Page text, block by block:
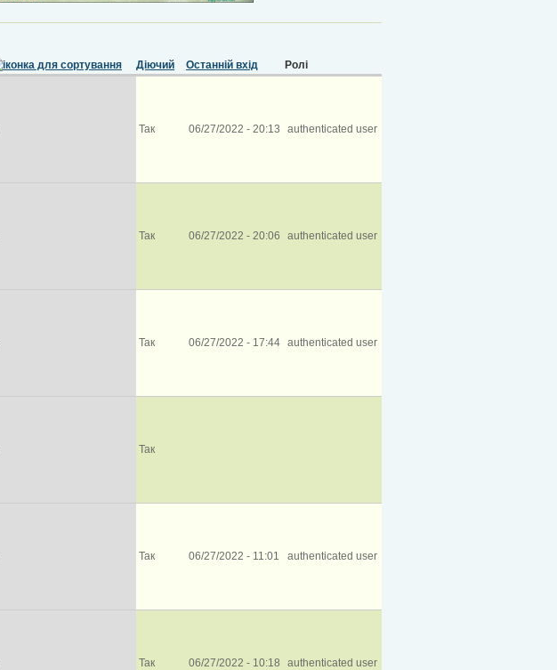
Діючий Останній вхід Ролі
Так 06/27/2022 - 20:13 authenticated user
Так 06/27/2022 - 20:06 authenticated user
Так 06/27/2022 - 17:44 authenticated user
Так
Так 06/27/2022 - 11:01 authenticated user
Так 06/27/2022 - 10:18 authenticated user